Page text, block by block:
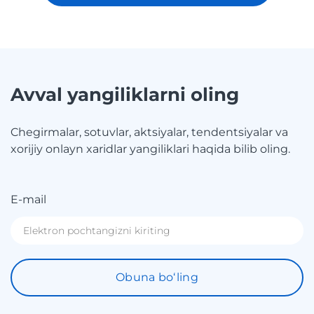
Avval yangiliklarni oling
Chegirmalar, sotuvlar, aktsiyalar, tendentsiyalar va
xorijiy onlayn xaridlar yangiliklari haqida bilib oling.
E-mail
Obuna boʻling